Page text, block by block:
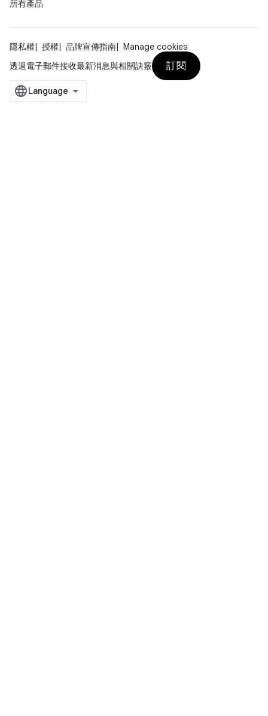
所有產品
隱私權 授權 品牌宣傳指南
Manage cookies
透過電子郵件接收最新消息與相關訣竅
訂閱